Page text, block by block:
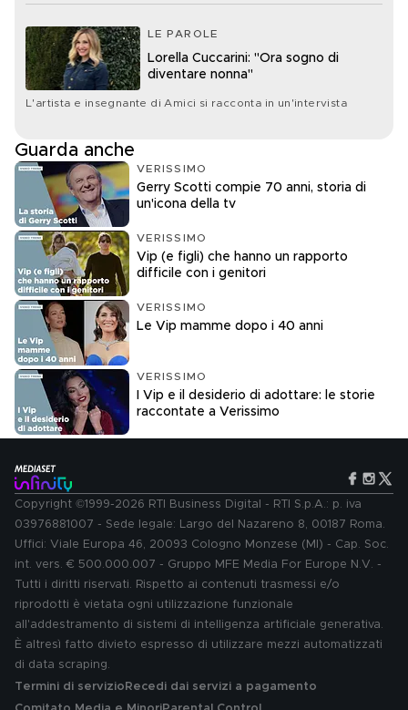
LE PAROLE
Lorella Cuccarini: "Ora sogno di
diventare nonna"
L'artista e insegnante di Amici si racconta in un'intervista
Guarda anche
VERISSIMO
Gerry Scotti compie 70 anni, storia di
un'icona della tv
VERISSIMO
Vip (e figli) che hanno un rapporto
difficile con i genitori
VERISSIMO
Le Vip mamme dopo i 40 anni
VERISSIMO
I Vip e il desiderio di adottare: le storie
raccontate a Verissimo
Copyright ©1999-2026 RTI Business Digital - RTI S.p.A.: p. iva
03976881007 - Sede legale: Largo del Nazareno 8, 00187 Roma.
Uffici: Viale Europa 46, 20093 Cologno Monzese (MI) - Cap. Soc.
int. vers. € 500.000.007 - Gruppo MFE Media For Europe N.V. -
Tutti i diritti riservati. Rispetto ai contenuti trasmessi e/o
riprodotti è vietata ogni utilizzazione funzionale
all'addestramento di sistemi di intelligenza artificiale generativa.
È altresì fatto divieto espresso di utilizzare mezzi automatizzati
di data scraping.
Termini di servizio Recedi dai servizi a pagamento